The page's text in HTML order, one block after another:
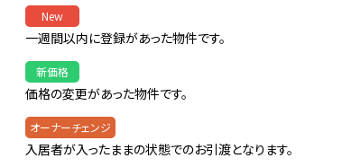
New
一週間以内に登録があった物件です。
新価格
価格の変更があった物件です。
オーナーチェンジ
入居者が入ったままの状態でのお引渡となります。